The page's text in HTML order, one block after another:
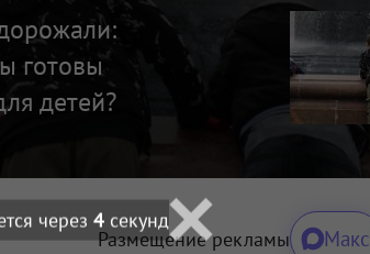
готовы
детей?
Размещение рекламы Макс
через 2 секунд